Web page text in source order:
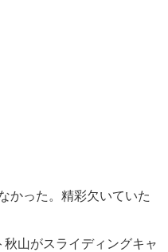
かった。精彩欠いていた
山がスライディングキャ